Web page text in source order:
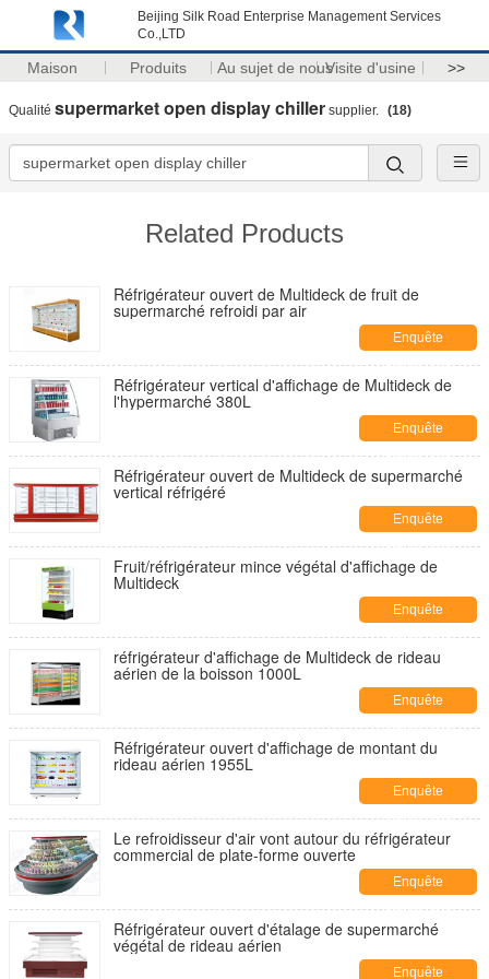
Beijing Silk Road Enterprise Management Services
Co.,LTD
Maison Produits Au sujet de nousVisite d'usine >>
Qualité supermarket open display chiller supplier. (18)
Related Products
Réfrigérateur ouvert de Multideck de fruit de
supermarché refroidi par air
Enquête
maintenant
Réfrigérateur vertical d'affichage de Multideck de
l'hypermarché 380L
Enquête
maintenant
Réfrigérateur ouvert de Multideck de supermarché
vertical réfrigéré
Enquête
maintenant
Fruit/réfrigérateur mince végétal d'affichage de
Multideck
Enquête
maintenant
réfrigérateur d'affichage de Multideck de rideau
aérien de la boisson 1000L
Enquête
maintenant
Réfrigérateur ouvert d'affichage de montant du
rideau aérien 1955L
Enquête
maintenant
Le refroidisseur d'air vont autour du réfrigérateur
commercial de plate-forme ouverte
Enquête
maintenant
Réfrigérateur ouvert d'étalage de supermarché
végétal de rideau aérien
Enquête